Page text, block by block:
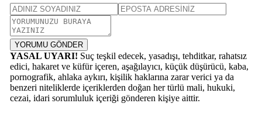
YORUMU GÖNDER
YASAL UYARI! Suç teşkil edecek, yasadışı, tehditkar, rahatsız
edici, hakaret ve küfür içeren, aşağılayıcı, küçük düşürücü, kaba,
pornografik, ahlaka aykırı, kişilik haklarına zarar verici ya da
benzeri niteliklerde içeriklerden doğan her türlü mali, hukuki,
cezai, idari sorumluluk içeriği gönderen kişiye aittir.